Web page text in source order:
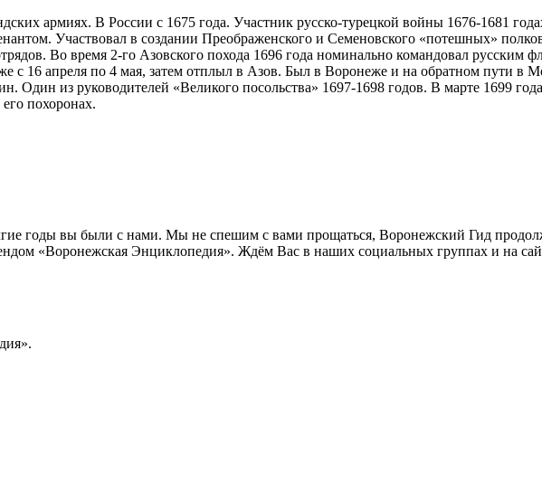
армиях. В России с 1675 года. Участник русско-турецкой войны 1676-1681
Участвовал в создании Преображенского и Семеновского «потешных»
Во время 2-го Азовского похода 1696 года номинально командовал русским
16 апреля по 4 мая, затем отплыл в Азов. Был в Воронеже и на обратном пути в
Один из руководителей «Великого посольства» 1697-1698 годов. В марте 1699
похоронах.
годы вы были с нами. Мы не спешим с вами прощаться, Воронежский Гид
«Воронежская Энциклопедия». Ждём Вас в наших социальных группах и на